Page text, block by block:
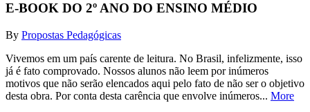
E-BOOK DO 2º ANO DO ENSINO MÉDIO
By Propostas Pedagógicas
Vivemos em um país carente de leitura. No Brasil, infelizmente, isso
já é fato comprovado. Nossos alunos não leem por inúmeros
motivos que não serão elencados aqui pelo fato de não ser o objetivo
desta obra. Por conta desta carência que envolve inúmeros... More